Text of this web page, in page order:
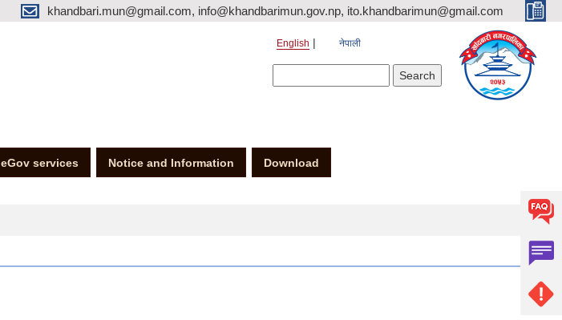
khandbari.mun@gmail.com, info@khandbarimun.gov.np, ito.khandbarimun@gmail.com
English नेपाली
eGov services Notice and Information Download